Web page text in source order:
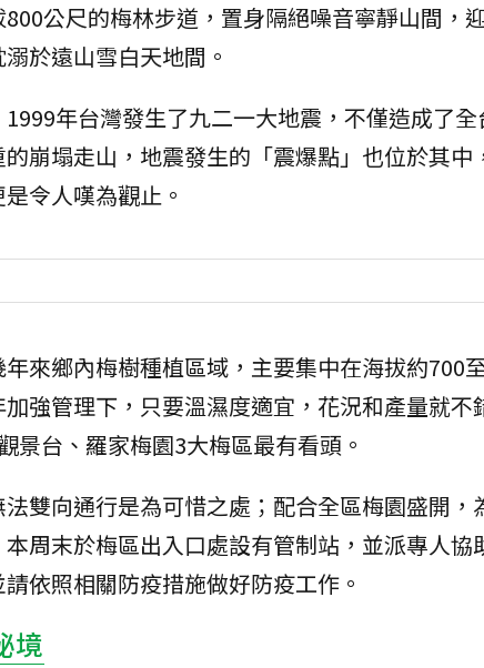
公尺的梅林步道，置身隔絕噪音寧靜山間，
於遠山雪白天地間。
年台灣發生了九二一大地震，不僅造成了
崩塌走山，地震發生的「震爆點」也位於其中
令人嘆為觀止。
來鄉內梅樹種植區域，主要集中在海拔約700
強管理下，只要溫濕度適宜，花況和產量就不
景台、羅家梅園3大梅區最有看頭。
雙向通行是為可惜之處；配合全區梅園盛開
周末於梅區出入口處設有管制站，並派專人協
依照相關防疫措施做好防疫工作。
境